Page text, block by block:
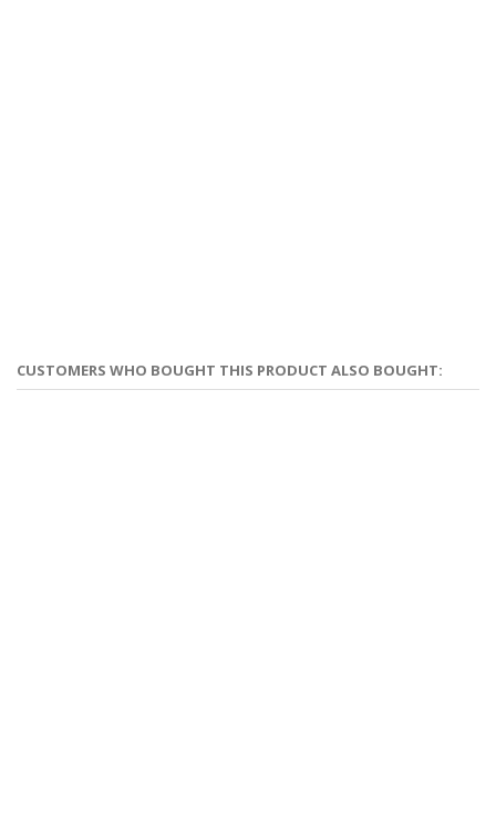
CUSTOMERS WHO BOUGHT THIS PRODUCT ALSO BOUGHT: